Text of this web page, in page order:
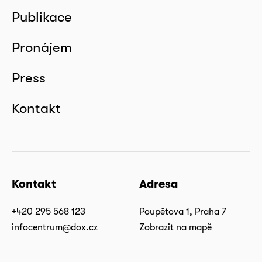
Publikace
Pronájem
Press
Kontakt
Kontakt
+420 295 568 123
infocentrum@dox.cz
Adresa
Poupětova 1, Praha 7
Zobrazit na mapě